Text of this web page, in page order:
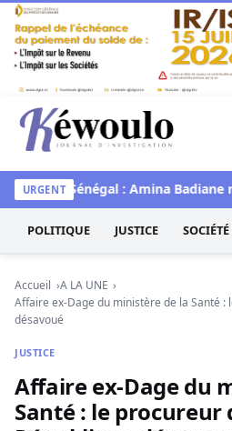
Aller au contenu
Kéwoulo, le premier site
URGENT
Miss Sénégal : Amina Badiane
POLITIQUE JUSTICE SOCIÉTÉ
Accueil
A LA UNE
Affaire ex-Dage du ministère de la Santé :
désavoué
JUSTICE
Affaire ex-Dage du
Santé : le procureur